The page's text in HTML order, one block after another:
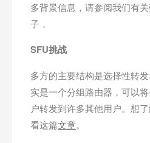
多背景信息，请参阅我们有关
子，
SFU挑战
多方的主要结构是选择性转
实是一个分组路由器，可以
户转发到许多其他用户。想
看这篇文章。